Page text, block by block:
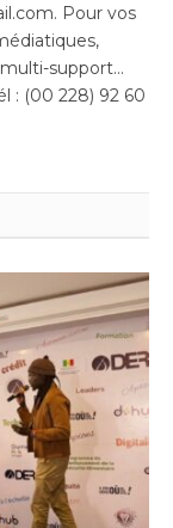
Pour vos
support…
: (00 228) 92 60